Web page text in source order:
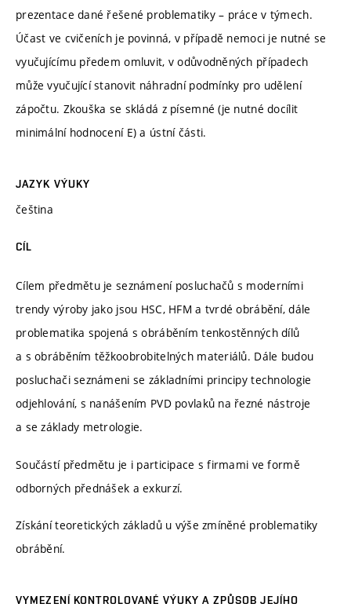
prezentace dané řešené problematiky – práce v týmech.
Účast ve cvičeních je povinná, v případě nemoci je nutné se
vyučujícímu předem omluvit, v odůvodněných případech
může vyučující stanovit náhradní podmínky pro udělení
zápočtu. Zkouška se skládá z písemné (je nutné docílit
minimální hodnocení E) a ústní části.
JAZYK VÝUKY
čeština
CÍL
Cílem předmětu je seznámení posluchačů s moderními
trendy výroby jako jsou HSC, HFM a tvrdé obrábění, dále
problematika spojená s obráběním tenkostěnných dílů
a s obráběním těžkoobrobitelných materiálů. Dále budou
posluchači seznámeni se základními principy technologie
odjehlování, s nanášením PVD povlaků na řezné nástroje
a se základy metrologie.
Součástí předmětu je i participace s firmami ve formě
odborných přednášek a exkurzí.
Získání teoretických základů u výše zmíněné problematiky
obrábění.
VYMEZENÍ KONTROLOVANÉ VÝUKY A ZPŮSOB JEJÍHO